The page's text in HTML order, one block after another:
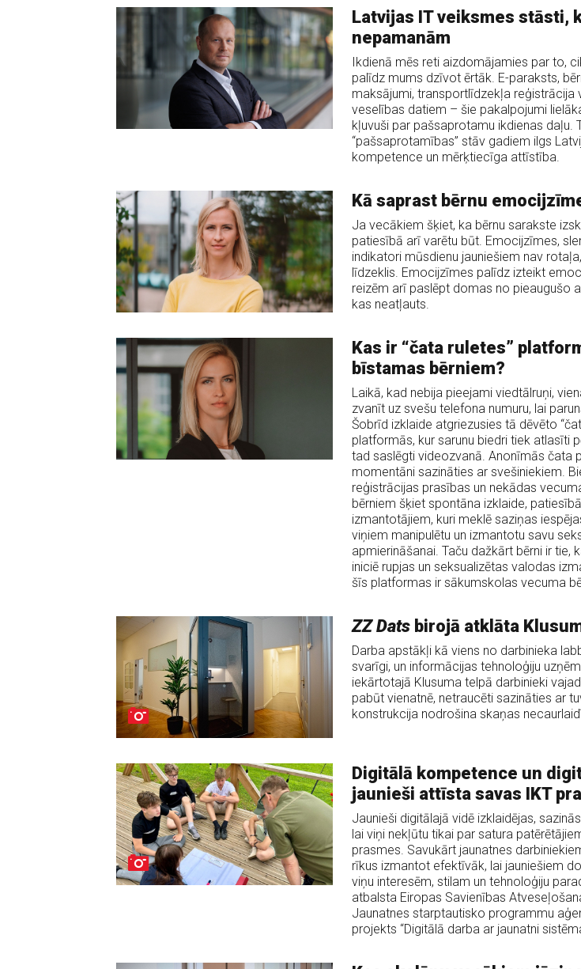
Latvijas IT veiksmes stāsti,
nepamanām
Ikdienā mēs reti aizdomājamies par to,
palīdz mums dzīvot ērtāk. E-paraksts,
maksājumi, transportlīdzekļa reģistrācija
veselības datiem – šie pakalpojumi
kļuvuši par pašsaprotamu ikdienas daļu.
“pašsaprotamības” stāv gadiem ilgs
kompetence un mērķtiecīga attīstība.
Kā saprast bērnu
Ja vecākiem šķiet, ka bērnu sarakste
patiesībā arī varētu būt. Emocijzīmes,
indikatori mūsdienu jauniešiem nav
līdzeklis. Emocijzīmes palīdz izteikt
reizēm arī paslēpt domas no pieaugušo
kas neatļauts.
Kas ir “čata ruletes”
bīstamas bērniem?
Laikā, kad nebija pieejami viedtālruņi,
zvanīt uz svešu telefona numuru, lai
Šobrīd izklaide atgriezusies tā dēvēto
platformās, kur sarunu biedri tiek atlasīti
tad saslēgti videozvanā. Anonīmās čata
momentāni sazināties ar svešiniekiem.
reģistrācijas prasības un nekādas
bērniem šķiet spontāna izklaide,
izmantotājiem, kuri meklē saziņas
viņiem manipulētu un izmantotu savu
apmierināšanai. Taču dažkārt bērni ir tie,
iniciē rupjas un seksualizētas valodas
šīs platformas ir sākumskolas vecuma
ZZ Datsbirojā atklāta
Darba apstākļi kā viens no darbinieka
svarīgi, un informācijas tehnoloģiju
iekārtotajā Klusuma telpā darbinieki
pabūt vienatnē, netraucēti sazināties ar
konstrukcija nodrošina skaņas
Digitālā kompetence un
jaunieši attīsta savas IKT
Jaunieši digitālajā vidē izklaidējas,
lai viņi nekļūtu tikai par satura
prasmes. Savukārt jaunatnes
rīkus izmantot efektīvāk, lai jauniešiem
viņu interesēm, stilam un tehnoloģiju
atbalsta Eiropas Savienības
Jaunatnes starptautisko programmu
projekts “Digitālā darba ar jaunatni